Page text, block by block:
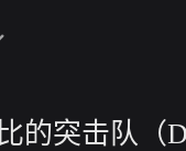
的突击队（